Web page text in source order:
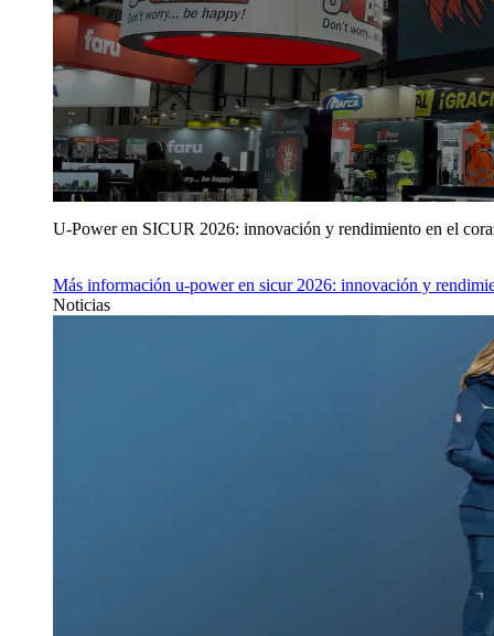
U‑Power en SICUR 2026: innovación y rendimiento en el
Más información u‑power en sicur 2026: innovación y
Noticias